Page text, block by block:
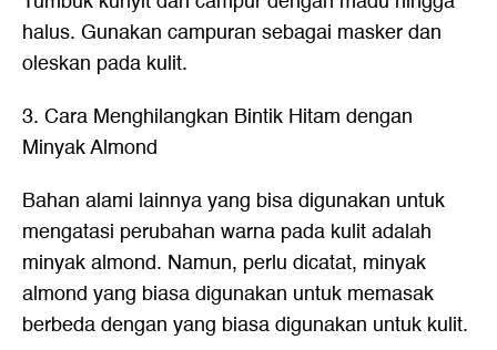
halus. Gunakan campuran sebagai masker dan
oleskan pada kulit.
3. Cara Menghilangkan Bintik Hitam dengan
Minyak Almond
Bahan alami lainnya yang bisa digunakan untuk
mengatasi perubahan warna pada kulit adalah
minyak almond. Namun, perlu dicatat, minyak
almond yang biasa digunakan untuk memasak
berbeda dengan yang biasa digunakan untuk kulit.